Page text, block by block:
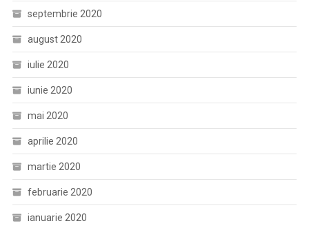
septembrie 2020
august 2020
iulie 2020
iunie 2020
mai 2020
aprilie 2020
martie 2020
februarie 2020
ianuarie 2020